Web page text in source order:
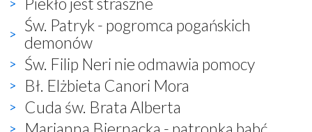
Św. Patryk - pogromca pogańskich
demonów
Św. Filip Neri nie odmawia pomocy
Bł. Elżbieta Canori Mora
Cuda św. Brata Alberta